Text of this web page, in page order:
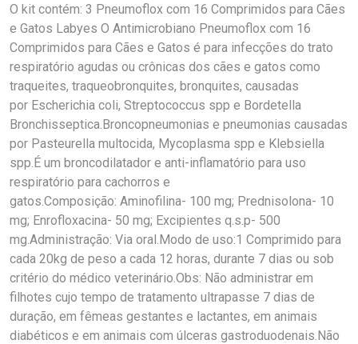
O kit contém: 3 Pneumoflox com 16 Comprimidos para Cães
e Gatos Labyes O Antimicrobiano Pneumoflox com 16
Comprimidos para Cães e Gatos é para infecções do trato
respiratório agudas ou crônicas dos cães e gatos como
traqueites, traqueobronquites, bronquites, causadas
por Escherichia coli, Streptococcus spp e Bordetella
Bronchisseptica.Broncopneumonias e pneumonias causadas
por Pasteurella multocida, Mycoplasma spp e Klebsiella
spp.É um broncodilatador e anti-inflamatório para uso
respiratório para cachorros e
gatos.Composição: Aminofilina- 100 mg; Prednisolona- 10
mg; Enrofloxacina- 50 mg; Excipientes q.s.p- 500
mg.Administração: Via oral.Modo de uso:1 Comprimido para
cada 20kg de peso a cada 12 horas, durante 7 dias ou sob
critério do médico veterinário.Obs: Não administrar em
filhotes cujo tempo de tratamento ultrapasse 7 dias de
duração, em fêmeas gestantes e lactantes, em animais
diabéticos e em animais com úlceras gastroduodenais.Não